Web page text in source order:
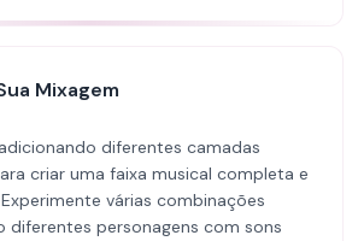
Mixagem
diferentes camadas
criar uma faixa musical completa e
várias combinações
diferentes personagens com sons